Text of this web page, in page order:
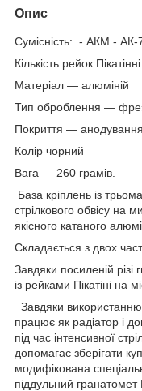
Опис
Сумісність: - АКМ - АК-
Кількість рейок
Матеріал — алюміній
Тип оброблення —
Покриття — анодування
Колір чорний
Вага — 260 грамів.
База кріплень із
стрілкового обвісу на
якісного катаного
Складається з двох
Завдяки посиленій різі
із рейками Пікатіні на
Завдяки
працює як радіатор і
під час інтенсивної
допомагає зберігати
модифікована
піддульний гранатомет